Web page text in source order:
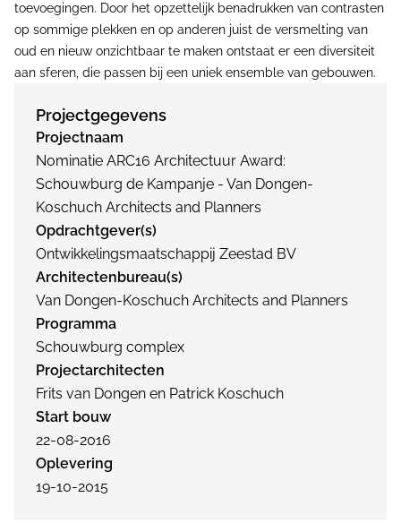
toevoegingen. Door het opzettelijk benadrukken van contrasten
op sommige plekken en op anderen juist de versmelting van
oud en nieuw onzichtbaar te maken ontstaat er een diversiteit
aan sferen, die passen bij een uniek ensemble van gebouwen.
Projectgegevens
Projectnaam
Nominatie ARC16 Architectuur Award:
Schouwburg de Kampanje - Van Dongen-
Koschuch Architects and Planners
Opdrachtgever(s)
Ontwikkelingsmaatschappij Zeestad BV
Architectenbureau(s)
Van Dongen-Koschuch Architects and Planners
Programma
Schouwburg complex
Projectarchitecten
Frits van Dongen en Patrick Koschuch
Start bouw
22-08-2016
Oplevering
19-10-2015